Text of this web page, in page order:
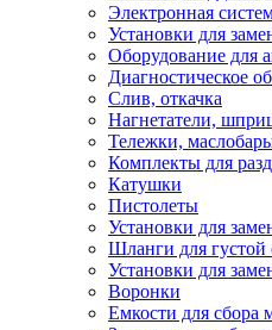
Электронная
Установки для
Оборудование для
Диагностическое
Слив, откачка
Нагнетатели,
Тележки,
Комплекты для
Катушки
Пистолеты
Установки для
Шланги для густой
Установки для
Воронки
Емкости для сбора